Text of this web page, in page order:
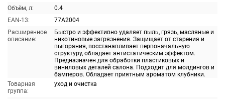
Объём, л:
0.4
EAN-13:
77A2004
Расширенное
описание:
Быстро и эффективно удаляет пыль, грязь, масляные и
никотиновые загрязнения. Защищает от старения и
выгорания, восстанавливает первоначальную
структуру, обладает антистатическим эффектом.
Предназначен для обработки пластиковых и
виниловых деталей салона. Подходит для молдингов и
бамперов. Обладает приятным ароматом клубники.
Товарная
группа:
уход и очистка